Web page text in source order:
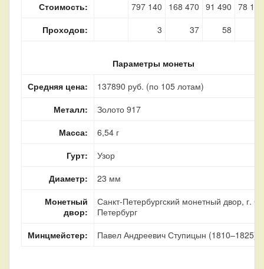
Стоимость: 797 140 168 470 91 490 78 160
Проходов:
3 37 58
Параметры монеты
Средняя цена:
137890 руб. (по 105 лотам)
Металл:
Золото 917
Масса:
6,54 г
Гурт:
Узор
Диаметр:
23 мм
Монетный
двор:
Санкт-Петербургский монетный двор, г.
Петербург
Минцмейстер:
Павел Андреевич Ступицын (1810–1825)